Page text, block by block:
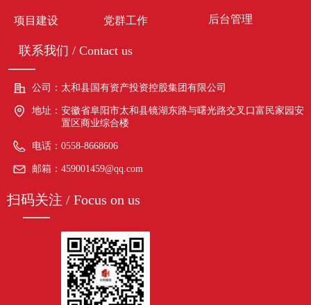
项目建设 党群工作 后台管理
联系我们 / Contact us
公司： 太和县国有资产投资控股集团有限公司
地址： 安徽省阜阳市太和县镜湖东路与曙光路交叉口富民家园安
置区商业综合楼
电话： 0558-8668606
邮箱： 459001459@qq.com
扫码关注 / Focus on us